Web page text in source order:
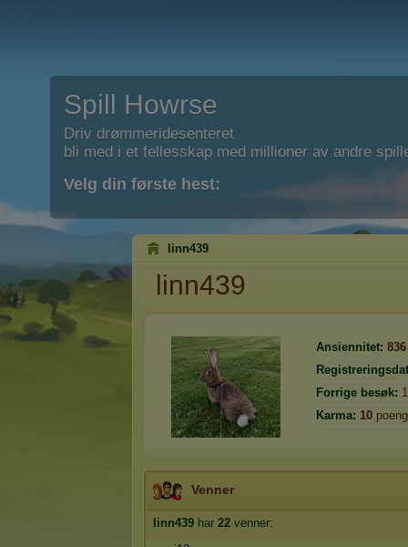
Spill Howrse
Driv drømmeridesenteret
bli med i et fellesskap med millioner av andre
Velg din første hest:
linn439
linn439
Ansiennitet: 836
Forrige besøk:
Karma: 10 poeng
Venner
linn439 har 22 venner: